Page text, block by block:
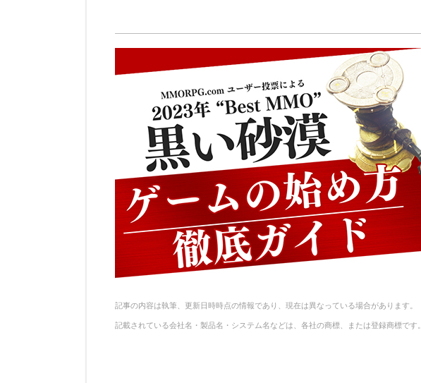
n
a
e
b
o
o
k
e
st
n
ot
e
y
Li
n
k
記事の内容は執筆、更新日時時点の情報であり、現在は異なっている場合があります。
記載されている会社名・製品名・システム名などは、各社の商標、または登録商標です。